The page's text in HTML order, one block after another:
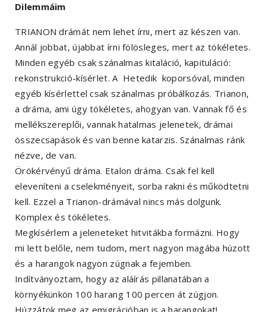
Dilemmáim
TRIANON drámát nem lehet írni, mert az készen van.
Annál jobbat, újabbat írni fölösleges, mert az tökéletes.
Minden egyéb csak szánalmas kitaláció, kapituláció:
rekonstrukció-kísérlet. A Hetedik koporsóval, minden
egyéb kísérlettel csak szánalmas próbálkozás. Trianon,
a dráma, ami úgy tökéletes, ahogyan van. Vannak fő és
mellékszereplői, vannak hatalmas jelenetek, drámai
összecsapások és van benne katarzis. Szánalmas ránk
nézve, de van.
Örökérvényű dráma. Etalon dráma. Csak fel kell
eleveníteni a cselekményeit, sorba rakni és működtetni
kell. Ezzel a Trianon-drámával nincs más dolgunk.
Komplex és tökéletes.
Megkísérlem a jeleneteket hitvitákba formázni. Hogy
mi lett belőle, nem tudom, mert nagyon magába húzott
és a harangok nagyon zúgnak a fejemben.
Indítványoztam, hogy az aláírás pillanatában a
környékünkön 100 harang 100 percen át zúgjon.
Húzzátok meg az emigrációban is a harangokat!